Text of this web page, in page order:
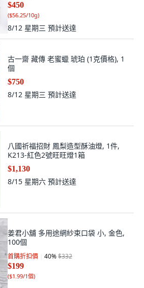
$450
($56.25/10g)
8/12 星期三 預計送達
古一齋 藏傳 老蜜蠟 琥珀 (1克價格), 1
個
$750
8/12 星期三 預計送達
八國祈福招財 鳳梨造型酥油燈, 1件,
K213-紅色2號旺旺燈1箱
$1,130
8/15 星期六 預計送達
姜君小舖 多用途網紗束口袋 小, 金色,
100個
首購折扣價 40%$332
$199
($1.99/1個)